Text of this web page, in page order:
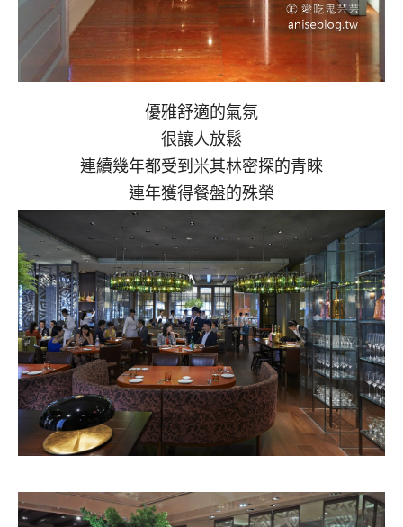
優雅舒適的氣氛
很讓人放鬆
連續幾年都受到米其林密探的青睞
連年獲得餐盤的殊榮